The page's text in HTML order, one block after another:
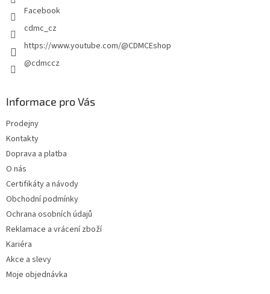
Facebook
cdmc_cz
https://www.youtube.com/@CDMCEshop
@cdmccz
Informace pro Vás
Prodejny
Kontakty
Doprava a platba
O nás
Certifikáty a návody
Obchodní podmínky
Ochrana osobních údajů
Reklamace a vrácení zboží
Kariéra
Akce a slevy
Moje objednávka